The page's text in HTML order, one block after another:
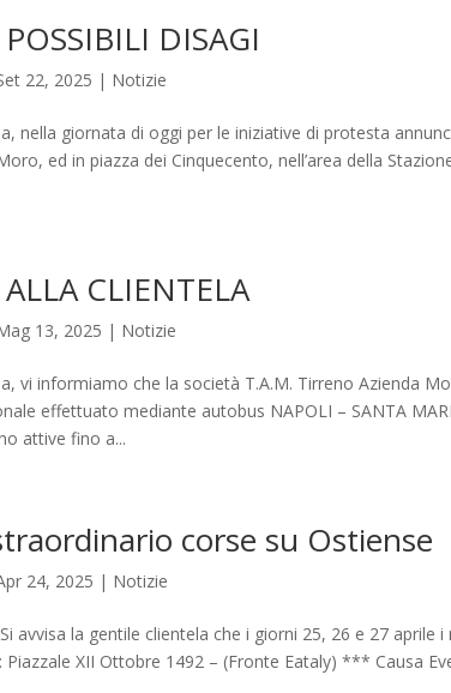
DISAGI
22, 2025 | Notizie
nella giornata di oggi per le iniziative di protesta
ed in piazza dei Cinquecento, nell’area della
CLIENTELA
13, 2025 | Notizie
vi informiamo che la società T.A.M. Tirreno Azienda
effettuato mediante autobus NAPOLI – SANTA
attive fino a...
corse su Ostiense
24, 2025 | Notizie
avvisa la gentile clientela che i giorni 25, 26 e 27
Piazzale XII Ottobre 1492 – (Fronte Eataly) *** Causa